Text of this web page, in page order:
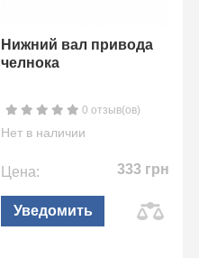
Нижний вал привода
челнока
0 отзыв(ов)
Нет в наличии
Цена: 333 грн
Уведомить